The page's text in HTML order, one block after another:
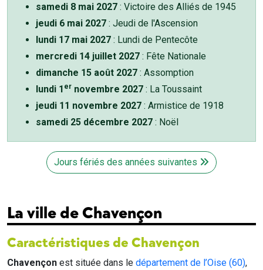
samedi 8 mai 2027 : Victoire des Alliés de 1945
jeudi 6 mai 2027 : Jeudi de l'Ascension
lundi 17 mai 2027 : Lundi de Pentecôte
mercredi 14 juillet 2027 : Fête Nationale
dimanche 15 août 2027 : Assomption
lundi 1 er novembre 2027 : La Toussaint
jeudi 11 novembre 2027 : Armistice de 1918
samedi 25 décembre 2027 : Noël
Jours fériés des années suivantes
La ville de Chavençon
Caractéristiques de Chavençon
Chavençon est située dans le département de l’Oise (60),